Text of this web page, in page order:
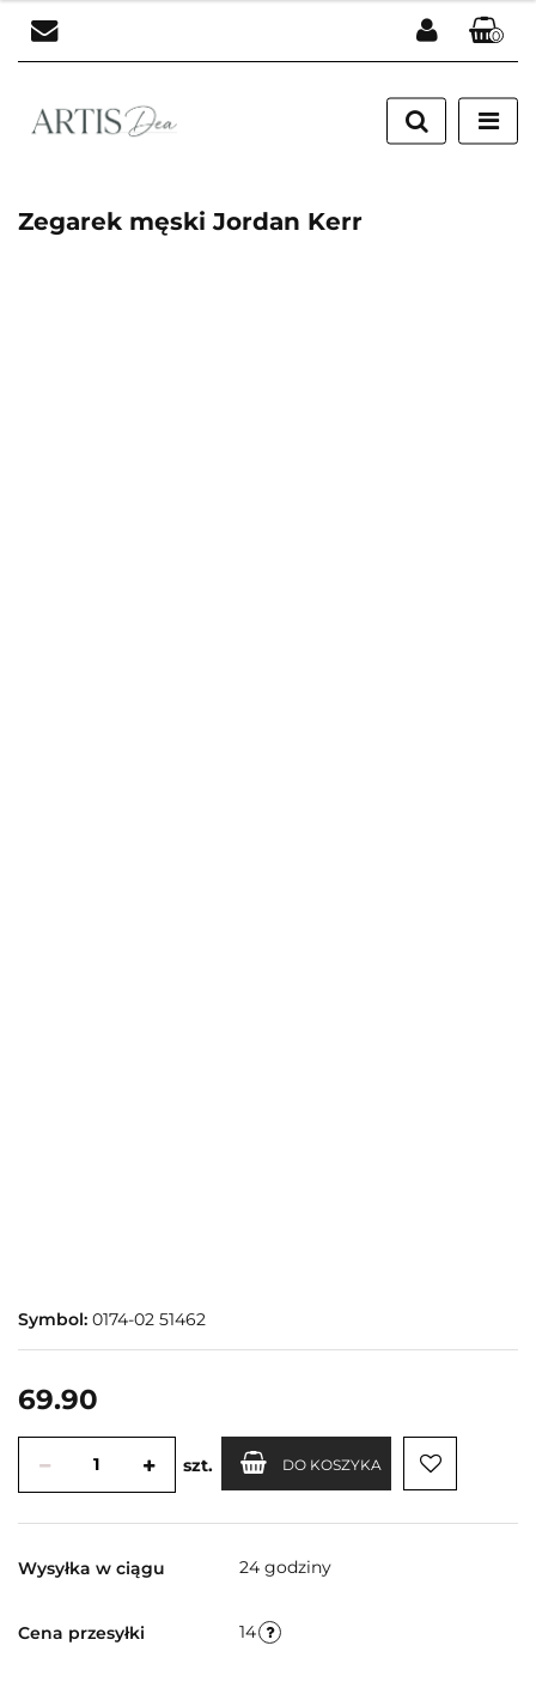
Zaloguj się
Zarejestruj się
0
Zegarek męski Jordan Kerr
Symbol: 0174-02 51462
69.90
szt. DO KOSZYKA
Wysyłka w ciągu 24 godziny
Cena przesyłki 14